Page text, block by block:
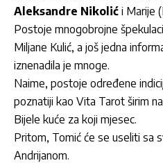
Aleksandre Nikolić i Marije
Postoje mnogobrojne
Miljane Kulić, a još jedna
iznenadila je mnoge.
Naime, postoje određene
poznatiji kao Vita Tarot širim
Bijele kuće za koji mjesec.
Pritom, Tomić će se useliti sa
Andrijanom.